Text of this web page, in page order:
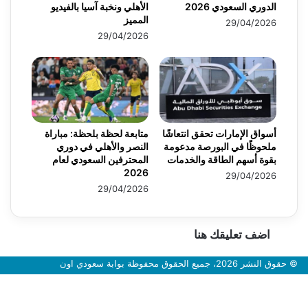
الأهلي ونخبة آسيا بالفيديو
المميز
29/04/2026
الدوري السعودي 2026
29/04/2026
متابعة لحظة بلحظة: مباراة
النصر والأهلي في دوري
المحترفين السعودي لعام
2026
29/04/2026
أسواق الإمارات تحقق انتعاشًا
ملحوظًا في البورصة مدعومة
بقوة أسهم الطاقة والخدمات
29/04/2026
اضف تعليقك هنا
© حقوق النشر 2026، جميع الحقوق محفوظة بوابة سعودي اون